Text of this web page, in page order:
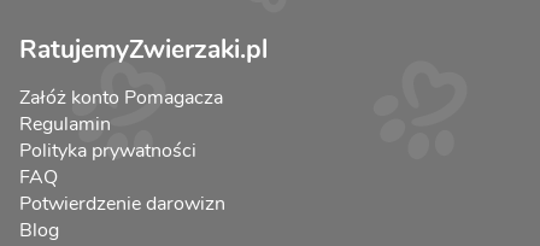
RatujemyZwierzaki.pl
Załóż konto Pomagacza
Regulamin
Polityka prywatności
FAQ
Potwierdzenie darowizn
Blog